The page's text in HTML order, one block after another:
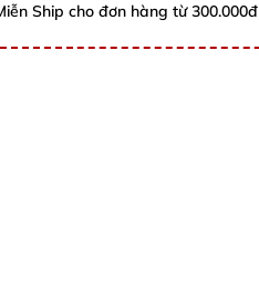
Ship cho đơn hàng từ 300.000đ